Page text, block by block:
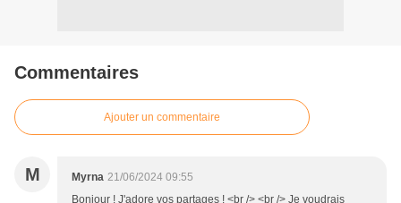
Commentaires
Ajouter un commentaire
M Myrna 21/06/2024 09:55
Bonjour ! J'adore vos partages ! <br /> <br /> Je voudrais